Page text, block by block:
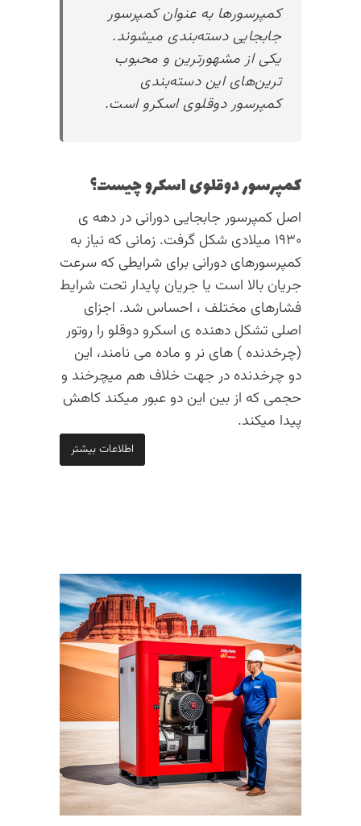
کمپرسورها به عنوان کمپرسور
جابجایی دسته‌بندی میشوند.
یکی از مشهورترین و محبوب
ترین‌های این دسته‌بندی
کمپرسور دوقلوی اسکرو است.
کمپرسور دوقلوی اسکرو چیست؟
اصل کمپرسور جابجایی دورانی در دهه ی
۱۹۳۰ میلادی شکل گرفت. زمانی که نیاز به
کمپرسورهای دورانی برای شرایطی که سرعت
جریان بالا است یا جریان پایدار تحت شرایط
فشارهای مختلف ، احساس شد. اجزای
اصلی تشکل دهنده ی اسکرو دوقلو را روتور
(چرخدنده ) های نر و ماده می نامند، این
دو چرخدنده در جهت خلاف هم میچرخند و
حجمی که از بین این دو عبور میکند کاهش
پیدا میکند.
اطلاعات بیشتر